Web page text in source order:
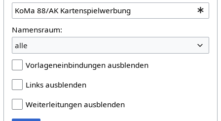
Namensraum:
alle
Vorlageneinbindungen ausblenden
Links ausblenden
Weiterleitungen ausblenden